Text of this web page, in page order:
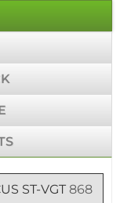
ST-VGT 868